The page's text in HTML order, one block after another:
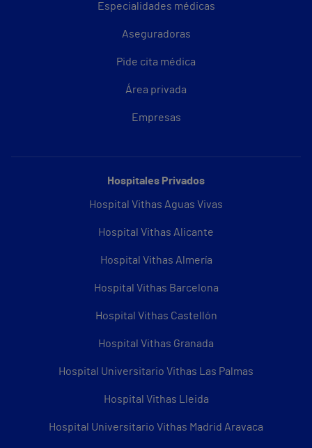
Especialidades médicas
Aseguradoras
Pide cita médica
Área privada
Empresas
Hospitales Privados
Hospital Vithas Aguas Vivas
Hospital Vithas Alicante
Hospital Vithas Almería
Hospital Vithas Barcelona
Hospital Vithas Castellón
Hospital Vithas Granada
Hospital Universitario Vithas Las Palmas
Hospital Vithas Lleida
Hospital Universitario Vithas Madrid Aravaca